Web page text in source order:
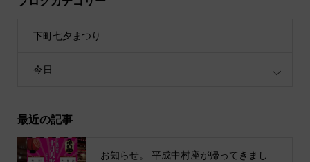
下町七夕まつり
今日
最近の記事
お知らせ。 平成中村座が帰ってきまし